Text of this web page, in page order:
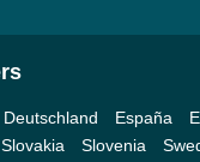
Deutschland España
Slovakia Slovenia